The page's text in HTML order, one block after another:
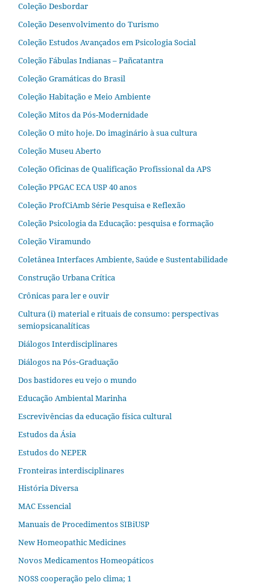
Coleção Desbordar
Coleção Desenvolvimento do Turismo
Coleção Estudos Avançados em Psicologia Social
Coleção Fábulas Indianas – Pañcatantra
Coleção Gramáticas do Brasil
Coleção Habitação e Meio Ambiente
Coleção Mitos da Pós-Modernidade
Coleção O mito hoje. Do imaginário à sua cultura
Coleção Museu Aberto
Coleção Oficinas de Qualificação Profissional da APS
Coleção PPGAC ECA USP 40 anos
Coleção ProfCiAmb Série Pesquisa e Reflexão
Coleção Psicologia da Educação: pesquisa e formação
Coleção Viramundo
Coletânea Interfaces Ambiente, Saúde e Sustentabilidade
Construção Urbana Crítica
Crônicas para ler e ouvir
Cultura (i) material e rituais de consumo: perspectivas
semiopsicanalíticas
Diálogos Interdisciplinares
Diálogos na Pós‐Graduação
Dos bastidores eu vejo o mundo
Educação Ambiental Marinha
Escrevivências da educação física cultural
Estudos da Ásia​
Estudos do NEPER
Fronteiras interdisciplinares
História Diversa
MAC Essencial
Manuais de Procedimentos SIBiUSP
New Homeopathic Medicines
Novos Medicamentos Homeopáticos
NOSS cooperação pelo clima; 1